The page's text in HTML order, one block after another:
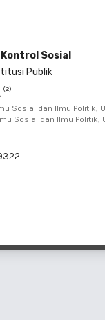
Sosial
Publik
(2)
Sosial dan Ilmu Politik,
Sosial dan Ilmu